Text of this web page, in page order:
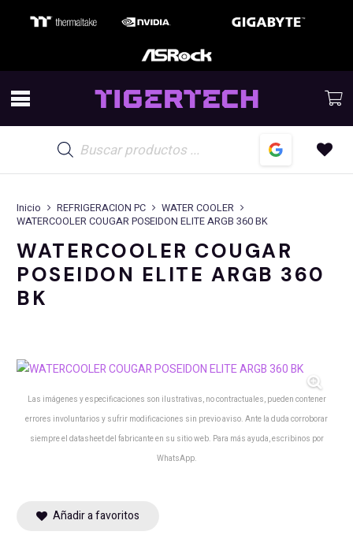
de
productos
Inicio REFRIGERACION PC
WATER COOLER
WATERCOOLER COUGAR POSEIDON ELITE ARGB 360 BK
WATERCOOLER COUGAR
POSEIDON ELITE ARGB 360
BK
Las imágenes y especificaciones son ilustrativas, no contractuales, pueden contener
errores involuntarios y sufrir modificaciones sin previo aviso. Ante la duda corroborar
siempre el datasheet del fabricante en su sitio web. Para más ayuda, escribinos por
WhatsApp.
Añadir a favoritos